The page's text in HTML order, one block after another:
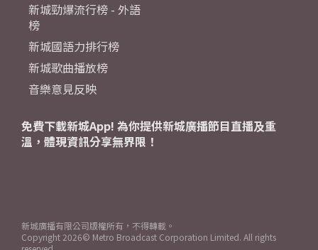
新城勁爆流行榜 - 外語
榜
新城國語力排行榜
新城歌曲播放榜
音樂意見反映
免費下載新城App! 為你提供新城廣播節目直播及重
溫，體現資訊分享無界限！
新城廣播有限公司版權所有，不得轉載。
Copyright 2026© Metro Broadcast Corporation Limited. All rights